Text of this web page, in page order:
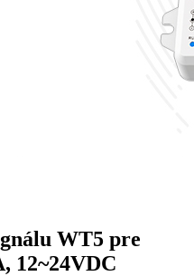
WT5 pre
12~24VDC